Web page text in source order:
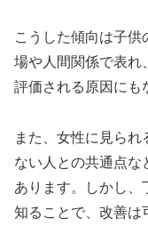
こうした傾向は子
場や人間関係で表れ
評価される原因にも
また、女性に見ら
ない人との共通点な
あります。しかし、
知ることで、改善は